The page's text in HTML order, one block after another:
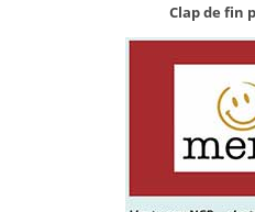
Clap de fin